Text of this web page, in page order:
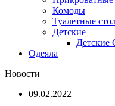
Комоды
Туалетные
Детские
Детские
Одеяла
Новости
09.02.2022